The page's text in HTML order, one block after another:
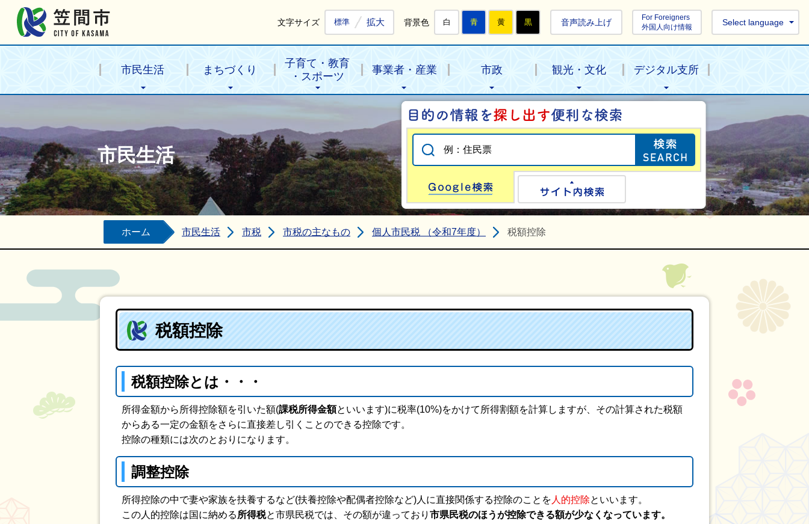
文字サイズ 標準 拡大 背景色 白 青 黄 黒 音声読み上げ
For Foreigners
外国人向け情報
Select language
市民生活 まちづくり
子育て・教育
・スポーツ
事業者・産業 市政 観光・文化 デジタル支所
市民生活
目的の情報を探
Google検索
ホーム 市民生活 市税 市税の主なもの 個人市民税 （令和7年度） 税額控除
税額控除
税額控除とは・・・
所得金額から所得控除額を引いた額(課税所得金額といいます)に税率(10%)をかけて所得割額を計算しますが、その計算された税額
からある一定の金額をさらに直接差し引くことのできる控除です。
控除の種類には次のとおりになります。
調整控除
所得控除の中で妻や家族を扶養するなど(扶養控除や配偶者控除など)人に直接関係する控除のことを 人的控除といいます。
この人的控除は国に納める所得税と市県民税では、その額が違っており 市県民税のほうが控除できる額が少なくなっています。